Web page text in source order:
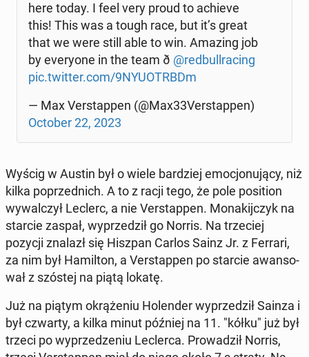
here today. I feel very proud to achieve
this! This was a tough race, but it’s great
that we were still able to win. Amazing job
by eve­ry­one in the team ð @red­bul­l­ra­cing
pic.twitter.com/9NY­UOTRBDm
— Max Ver­stap­pen (@Max33Ver­stap­pen)
October 22, 2023
Wyścig w Austin był o wiele bar­dziej emo­cjo­nu­ją­cy, niż
kilka po­przed­nich. A to z racji tego, że pole po­si­tion
wy­wal­czył Leclerc, a nie Ver­stap­pen. Mo­na­kij­czyk na
starcie zaspał, wy­prze­dził go Norris. Na trze­ciej
pozycji znalazł się Hiszpan Carlos Sainz Jr. z Ferrari,
za nim był Ha­mil­ton, a Ver­stap­pen po starcie awan­so­
wał z szóstej na piątą lokatę.
Już na piątym okrą­że­niu Ho­len­der wy­prze­dził Sainza i
był czwarty, a kilka minut później na 11. "kółku" już był
trzeci po wy­prze­dze­niu Lec­ler­ca. Pro­wa­dził Norris,